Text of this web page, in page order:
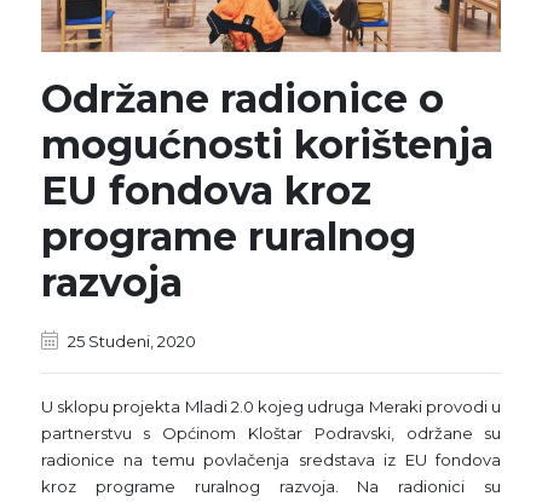
Održane radionice o
mogućnosti korištenja
EU fondova kroz
programe ruralnog
razvoja
25 Studeni, 2020
U sklopu projekta Mladi 2.0 kojeg udruga Meraki provodi u
partnerstvu s Općinom Kloštar Podravski, održane su
radionice na temu povlačenja sredstava iz EU fondova
kroz programe ruralnog razvoja. Na radionici su